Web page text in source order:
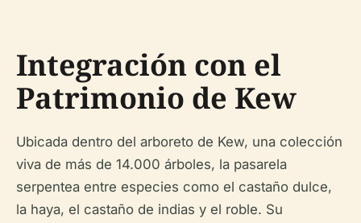
Integración con el
Patrimonio de Kew
Ubicada dentro del arboreto de Kew, una colección
viva de más de 14.000 árboles, la pasarela
serpentea entre especies como el castaño dulce,
la haya, el castaño de indias y el roble. Su